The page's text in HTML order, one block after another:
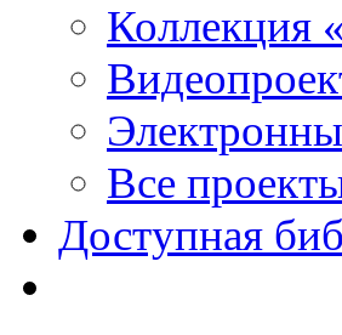
Коллекция
Все
Доступная